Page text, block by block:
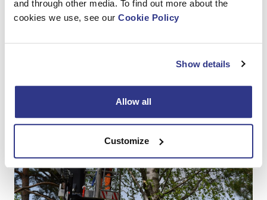
and through other media. To find out more about the
cookies we use, see our Cookie Policy
Show details
Allow all
Customize
Titta på vår guidevideo ↗